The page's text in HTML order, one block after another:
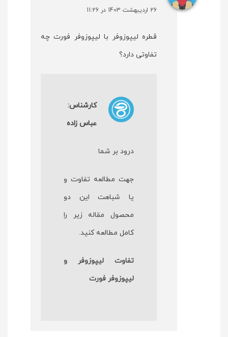
26 اردیبهشت 1403 در 11:26
قطره لیپوزوفر با لیپوزوفر فورت چه
تفاوتی دارد؟
کارشناس:
عباس زاده
درود بر شما
جهت مطالعه تفاوت و
یا شباهت این دو
محصول مقاله زیر را
کامل مطالعه کنید.
تفاوت لیپوزوفر و
لیپوزوفر فورت